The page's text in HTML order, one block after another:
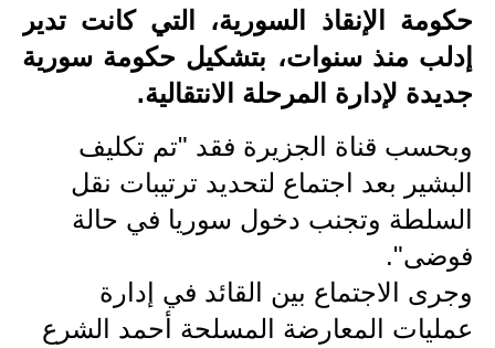
الاخبار الرياضية
المدارس
اخبار وقرارات وزارة التربية
نتائج الامتحانات
المرحلة الابتدائية
المرحلة المتوسطة
المرحلة الاعدادية
حكومة الإنقاذ السورية، التي كانت تدير
إدلب منذ سنوات، بتشكيل حكومة سورية
جديدة لإدارة المرحلة الانتقالية.
وبحسب قناة الجزيرة فقد "تم تكليف
البشير بعد اجتماع لتحديد ترتيبات نقل
السلطة وتجنب دخول سوريا في حالة
فوضى".
وجرى الاجتماع بين القائد في إدارة
عمليات المعارضة المسلحة أحمد الشرع